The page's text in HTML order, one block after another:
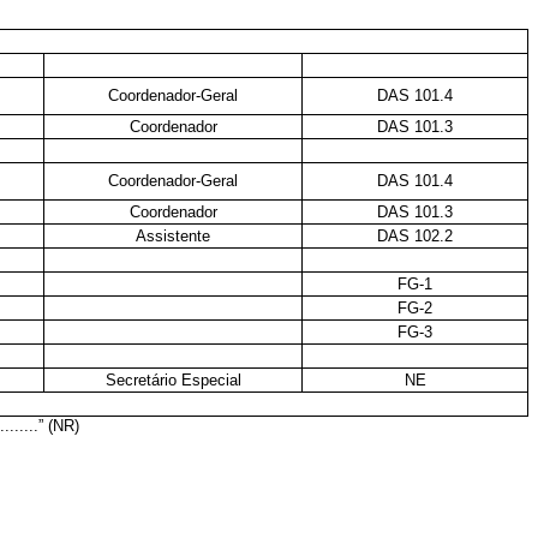
Coordenador-Geral
DAS 101.4
Coordenador DAS 101.3
Coordenador-Geral
DAS 101.4
Coordenador
DAS 101.3
Assistente DAS 102.2
FG-1
FG-2
FG-3
Secretário Especial
NE
(NR)